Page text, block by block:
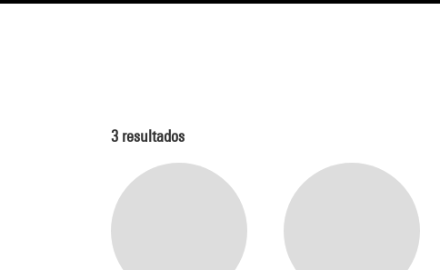
3 resultados